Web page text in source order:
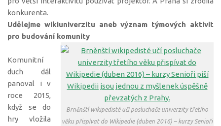
konkurenta.
Udělejme wikiuniverzitu aneb význam týmových aktivit
pro budování komunity
Brněnští wikipedisté učí posluchače univerzity třetího
věku přispívat do Wikipedie (duben 2016) – kurzy Senioři
Komunitní
duch dál
panoval i v
roce 2015,
když se do
hry vložila